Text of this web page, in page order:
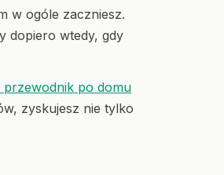
w ogóle zaczniesz.
dopiero wtedy, gdy
przewodnik po domu
zyskujesz nie tylko